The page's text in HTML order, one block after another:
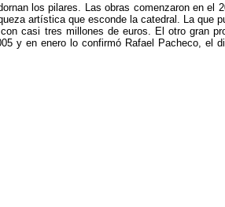
los pilares. Las obras comenzaron en el
artística que esconde la catedral. La que
casi tres millones de euros. El otro gran
y en enero lo confirmó Rafael Pacheco, el